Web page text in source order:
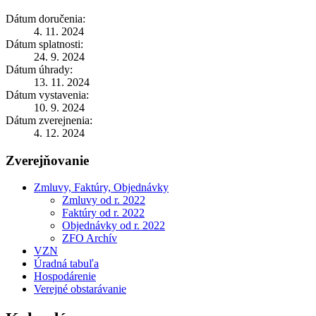
Dátum doručenia:
4. 11. 2024
Dátum splatnosti:
24. 9. 2024
Dátum úhrady:
13. 11. 2024
Dátum vystavenia:
10. 9. 2024
Dátum zverejnenia:
4. 12. 2024
Zverejňovanie
Zmluvy, Faktúry, Objednávky
Zmluvy od r. 2022
Faktúry od r. 2022
Objednávky od r. 2022
ZFO Archív
VZN
Úradná tabuľa
Hospodárenie
Verejné obstarávanie